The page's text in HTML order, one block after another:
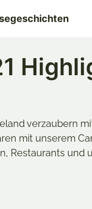
verzaubern
mit unserem
Restaurants und